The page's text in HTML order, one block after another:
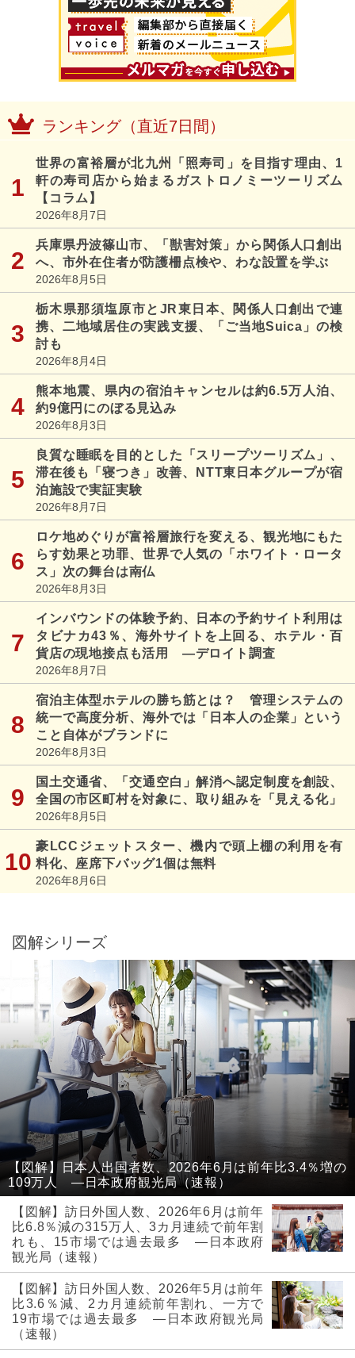
ランキング（直近7日間）
世界の富裕層が北九州「照寿司」を目指す理由、1
軒の寿司店から始まるガストロノミーツーリズム
【コラム】
2026年8月7日
兵庫県丹波篠山市、「獣害対策」から関係人口創出
へ、市外在住者が防護柵点検や、わな設置を学ぶ
2026年8月5日
栃木県那須塩原市とJR東日本、関係人口創出で連
携、二地域居住の実践支援、「ご当地Suica」の検
討も
2026年8月4日
熊本地震、県内の宿泊キャンセルは約6.5万人泊、
約9億円にのぼる見込み
2026年8月3日
良質な睡眠を目的とした「スリープツーリズム」、
滞在後も「寝つき」改善、NTT東日本グループが宿
泊施設で実証実験
2026年8月7日
ロケ地めぐりが富裕層旅行を変える、観光地にもた
らす効果と功罪、世界で人気の「ホワイト・ロータ
ス」次の舞台は南仏
2026年8月3日
インバウンドの体験予約、日本の予約サイト利用は
タビナカ43％、海外サイトを上回る、ホテル・百
貨店の現地接点も活用 ―デロイト調査
2026年8月7日
宿泊主体型ホテルの勝ち筋とは？ 管理システムの
統一で高度分析、海外では「日本人の企業」という
こと自体がブランドに
2026年8月3日
国土交通省、「交通空白」解消へ認定制度を創設、
全国の市区町村を対象に、取り組みを「見える化」
2026年8月5日
豪LCCジェットスター、機内で頭上棚の利用を有
料化、座席下バッグ1個は無料
2026年8月6日
図解シリーズ
【図解】日本人出国者数、2026年6月は前年比3.4％増の
109万人 ―日本政府観光局（速報）
【図解】訪日外国人数、2026年6月は前年
比6.8％減の315万人、3カ月連続で前年割
れも、15市場では過去最多 ―日本政府
観光局（速報）
【図解】訪日外国人数、2026年5月は前年
比3.6％減、2カ月連続前年割れ、一方で
19市場では過去最多 ―日本政府観光局
（速報）